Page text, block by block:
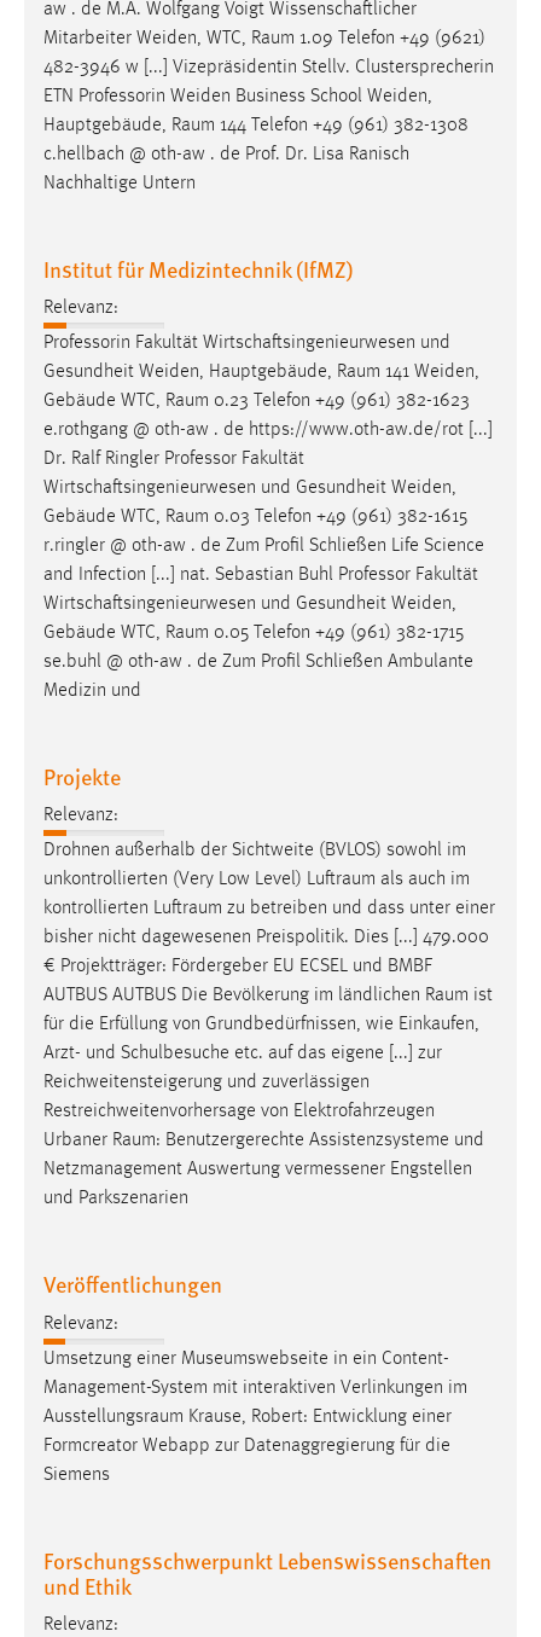
aw . de M.A. Wolfgang Voigt Wissenschaftlicher
Mitarbeiter Weiden, WTC, Raum 1.09 Telefon +49 (9621)
482-3946 w [...] Vizepräsidentin Stellv. Clustersprecherin
ETN Professorin Weiden Business School Weiden,
Hauptgebäude, Raum 144 Telefon +49 (961) 382-1308
c.hellbach @ oth-aw . de Prof. Dr. Lisa Ranisch
Nachhaltige Untern
Institut für Medizintechnik (IfMZ)
Relevanz:
Professorin Fakultät Wirtschaftsingenieurwesen und
Gesundheit Weiden, Hauptgebäude, Raum 141 Weiden,
Gebäude WTC, Raum 0.23 Telefon +49 (961) 382-1623
e.rothgang @ oth-aw . de https://www.oth-aw.de/rot [...]
Dr. Ralf Ringler Professor Fakultät
Wirtschaftsingenieurwesen und Gesundheit Weiden,
Gebäude WTC, Raum 0.03 Telefon +49 (961) 382-1615
r.ringler @ oth-aw . de Zum Profil Schließen Life Science
and Infection [...] nat. Sebastian Buhl Professor Fakultät
Wirtschaftsingenieurwesen und Gesundheit Weiden,
Gebäude WTC, Raum 0.05 Telefon +49 (961) 382-1715
se.buhl @ oth-aw . de Zum Profil Schließen Ambulante
Medizin und
Projekte
Relevanz:
Drohnen außerhalb der Sichtweite (BVLOS) sowohl im
unkontrollierten (Very Low Level) Luftraum als auch im
kontrollierten Luftraum zu betreiben und dass unter einer
bisher nicht dagewesenen Preispolitik. Dies [...] 479.000
€ Projektträger: Fördergeber EU ECSEL und BMBF
AUTBUS AUTBUS Die Bevölkerung im ländlichen Raum ist
für die Erfüllung von Grundbedürfnissen, wie Einkaufen,
Arzt- und Schulbesuche etc. auf das eigene [...] zur
Reichweitensteigerung und zuverlässigen
Restreichweitenvorhersage von Elektrofahrzeugen
Urbaner Raum: Benutzergerechte Assistenzsysteme und
Netzmanagement Auswertung vermessener Engstellen
und Parkszenarien
Veröffentlichungen
Relevanz:
Umsetzung einer Museumswebseite in ein Content-
Management-System mit interaktiven Verlinkungen im
Ausstellungsraum Krause, Robert: Entwicklung einer
Formcreator Webapp zur Datenaggregierung für die
Siemens
Forschungsschwerpunkt Lebenswissenschaften
und Ethik
Relevanz:
EXTERNE MEDIEN
Um Inhalte von Videoplattformen und Social Media
Plattformen anzeigen zu können, werden von diesen
externen Medien Cookies gesetzt.
YouTube